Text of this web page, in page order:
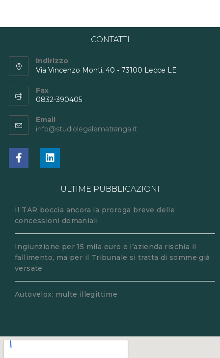
CONTATTI
Indirizzo
Via Vincenzo Monti, 40 - 73100 Lecce LE
Fax
0832-390405
Email
info@studiolegalematranga.it
ULTIME PUBBLICAZIONI
Il TAR boccia ancora la proroga breve delle
concessioni demaniali
Ingiunzione per 15 mila euro e l’azienda rischia il
fallimento, ma per il Tribunale si tratta di somme già
versate
Autovelox: multe illegittime